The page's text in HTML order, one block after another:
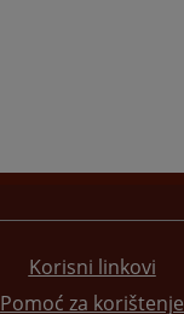
Korisni linkovi
Pomoć za korištenje